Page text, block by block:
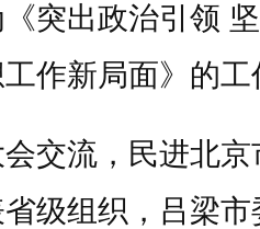
出政治引领 坚
作新局面》的工
流，民进北京
级组织，吕梁